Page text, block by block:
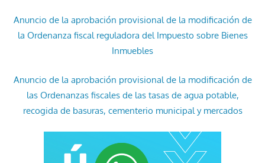
Anuncio de la aprobación provisional de la modificación de
la Ordenanza fiscal reguladora del Impuesto sobre Bienes
Inmuebles
Anuncio de la aprobación provisional de la modificación de
las Ordenanzas fiscales de las tasas de agua potable,
recogida de basuras, cementerio municipal y mercados